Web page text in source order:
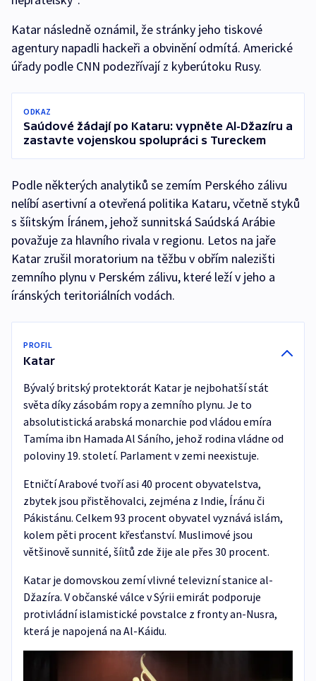
Katar následně oznámil, že stránky jeho tiskové
agentury napadli hackeři a obvinění odmítá. Americké
úřady podle CNN podezřívají z kyberútoku Rusy.
ODKAZ
Saúdové žádají po Kataru: vypněte Al-Džazíru a
zastavte vojenskou spolupráci s Tureckem
Podle některých analytiků se zemím Perského zálivu
nelíbí asertivní a otevřená politika Kataru, včetně styků
s šíitským Íránem, jehož sunnitská Saúdská Arábie
považuje za hlavního rivala v regionu. Letos na jaře
Katar zrušil moratorium na těžbu v obřím nalezišti
zemního plynu v Perském zálivu, které leží v jeho a
íránských teritoriálních vodách.
PROFIL
Katar
Bývalý britský protektorát Katar je nejbohatší stát
světa díky zásobám ropy a zemního plynu. Je to
absolutistická arabská monarchie pod vládou emíra
Tamíma ibn Hamada Al Sáního, jehož rodina vládne od
poloviny 19. století. Parlament v zemi neexistuje.
Etničtí Arabové tvoří asi 40 procent obyvatelstva,
zbytek jsou přistěhovalci, zejména z Indie, Íránu či
Pákistánu. Celkem 93 procent obyvatel vyznává islám,
kolem pěti procent křesťanství. Muslimové jsou
většinově sunnité, šíitů zde žije ale přes 30 procent.
Katar je domovskou zemí vlivné televizní stanice al-
Džazíra. V občanské válce v Sýrii emirát podporuje
protivládní islamistické povstalce z fronty an-Nusra,
která je napojená na Al-Káidu.